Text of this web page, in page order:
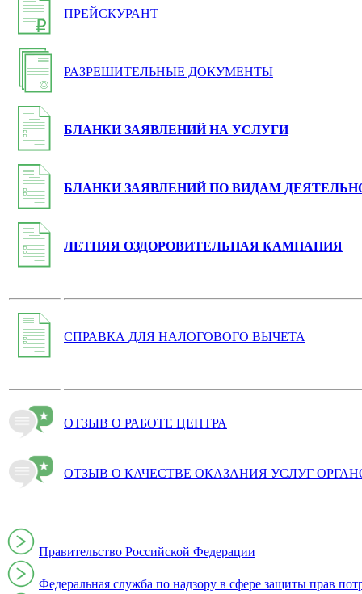
ПРЕЙСКУРАНТ
РАЗРЕШИТЕЛЬНЫЕ ДОКУМЕНТЫ
БЛАНКИ ЗАЯВЛЕНИЙ НА УСЛУГИ
БЛАНКИ ЗАЯВЛЕНИЙ ПО ВИДАМ
ЛЕТНЯЯ ОЗДОРОВИТЕЛЬНАЯ КАМПАНИЯ
СПРАВКА ДЛЯ НАЛОГОВОГО ВЫЧЕТА
ОТЗЫВ О РАБОТЕ ЦЕНТРА
ОТЗЫВ О КАЧЕСТВЕ ОКАЗАНИЯ УСЛУГ
Правительство Российской Федерации
Федеральная служба по надзору в сфере защиты прав